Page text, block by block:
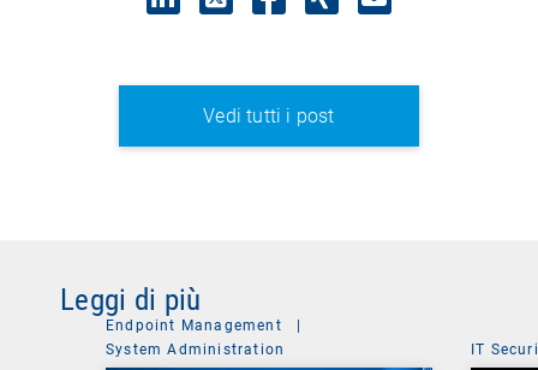
Vedi tutti i post
Leggi di più
Endpoint Management
|
System Administration
IT